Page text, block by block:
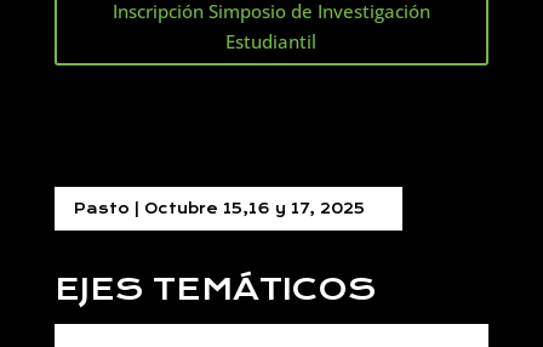
Inscripción Simposio de Investigación
Estudiantil
Pasto | Octubre 15,16 y 17, 2025
EJES TEMÁTICOS